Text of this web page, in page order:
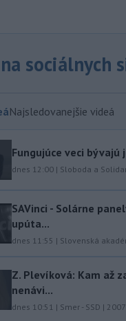
sociálnych
Najsledovanejšie videá
Fungujúce veci bývajú
dnes 12:00 | Sloboda a
SAVinci - Solárne
upúta...
dnes 11:55 | Slovenská
Z. Plevíková: Kam až
nenávi...
dnes 10:51 | Smer - SSD | 2007